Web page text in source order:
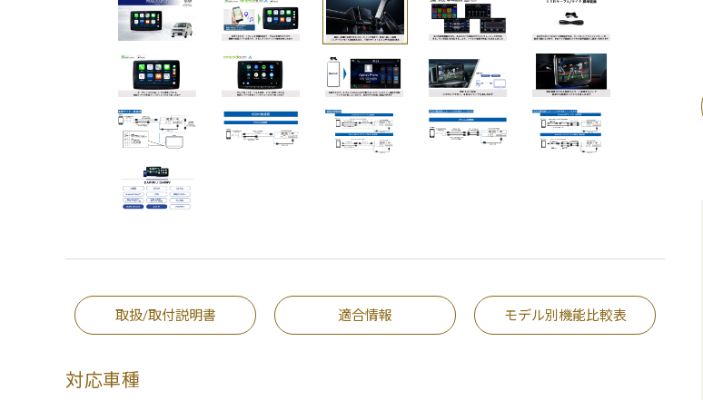
取扱/取付説明書 適合情報 モデル別機能比較表
対応車種